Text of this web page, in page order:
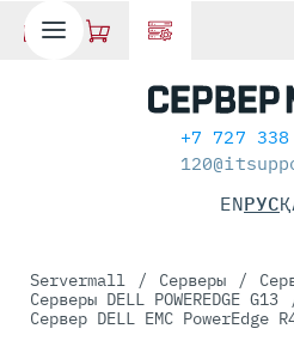
+7 727
ENРУС
Servermall / Серверы /
Серверы DELL POWEREDGE G13
Сервер DELL EMC PowerEdge